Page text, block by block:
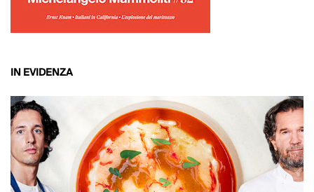
IN EVIDENZA